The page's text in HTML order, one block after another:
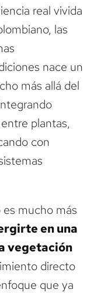
real vivida
las
nace un
más allá del
plantas,
con
mucho más
en una
vegetación
directo
que ya